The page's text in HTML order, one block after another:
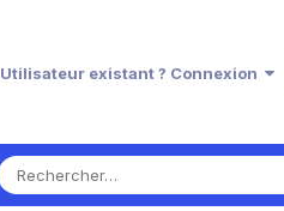
Utilisateur existant ? Connexion